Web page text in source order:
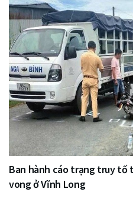
Ban hành cáo trạng truy
vong ở Vĩnh Long